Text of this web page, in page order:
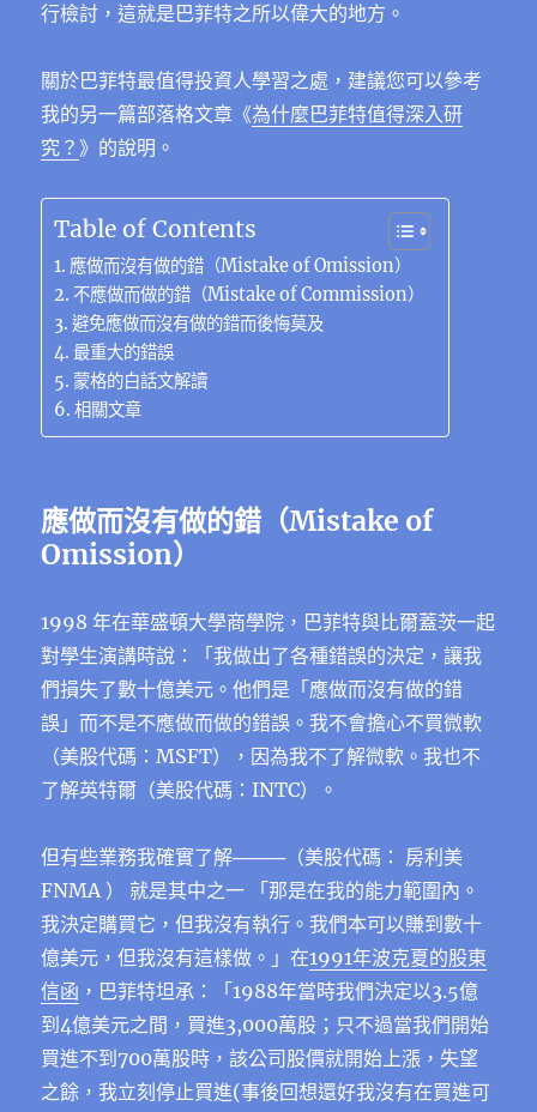
行檢討，這就是巴菲特之所以偉大的地方。
關於巴菲特最值得投資人學習之處，建議您可以參考
我的另一篇部落格文章《為什麼巴菲特值得深入研
究？》的說明。
Table of Contents
應做而沒有做的錯（Mistake of Omission）
不應做而做的錯（Mistake of Commission）
避免應做而沒有做的錯而後悔莫及
最重大的錯誤
蒙格的白話文解讀
相關文章
應做而沒有做的錯 （Mistake of
Omission）
1998 年在華盛頓大學商學院，巴菲特與比爾蓋茨一起
對學生演講時說：「我做出了各種錯誤的決定，讓我
們損失了數十億美元。他們是「應做而沒有做的錯
誤」而不是不應做而做的錯誤。我不會擔心不買微軟
（美股代碼：MSFT），因為我不了解微軟。我也不
了解英特爾（美股代碼：INTC）。
但有些業務我確實了解────（美股代碼： 房利美
FNMA ） 就是其中之一 「那是在我的能力範圍內。
我決定購買它，但我沒有執行。我們本可以賺到數十
億美元，但我沒有這樣做。」在1991年波克夏的股東
信函 ，巴菲特坦承：「1988年當時我們決定以3.5億
到4億美元之間，買進3,000萬股；只不過當我們開始
買進不到700萬股時，該公司股價就開始上漲，失望
之餘，我立刻停止買進(事後回想還好我沒有在買進可